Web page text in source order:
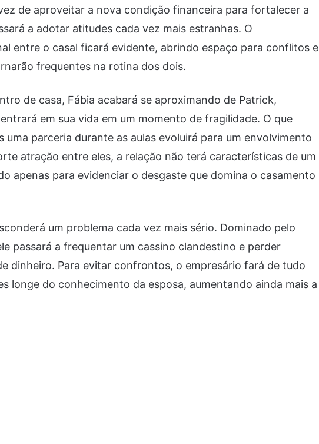
de aproveitar a nova condição financeira para fortalecer a
a adotar atitudes cada vez mais estranhas. O
entre o casal ficará evidente, abrindo espaço para conflitos e
frequentes na rotina dos dois.
de casa, Fábia acabará se aproximando de Patrick,
em sua vida em um momento de fragilidade. O que
uma parceria durante as aulas evoluirá para um envolvimento
atração entre eles, a relação não terá características de um
apenas para evidenciar o desgaste que domina o casamento
um problema cada vez mais sério. Dominado pelo
passará a frequentar um cassino clandestino e perder
dinheiro. Para evitar confrontos, o empresário fará de tudo
longe do conhecimento da esposa, aumentando ainda mais a